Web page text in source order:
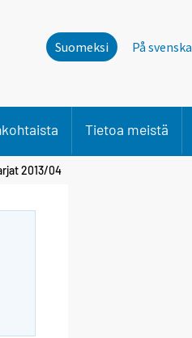
Suomeksi På svenska
Tietoa meistä
2013/04